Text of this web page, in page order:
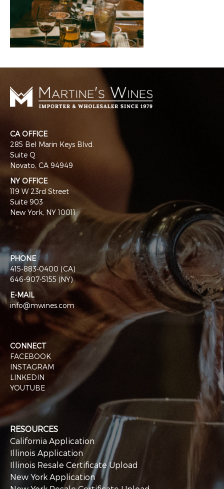
CA OFFICE
285 Bel Marin Keys Blvd.
Suite Q
Novato, CA 94949
NY OFFICE
119 W 23rd Street
Suite 903
New York, NY 10011
PHONE
415-883-0400 (CA)
646-907-5155 (NY)
E-MAIL
info@mwines.com
CONNECT
FACEBOOK
INSTAGRAM
LINKEDIN
YOUTUBE
RESOURCES
California Application
Illinois Application
Illinois Resale Certificate Upload
New York Application